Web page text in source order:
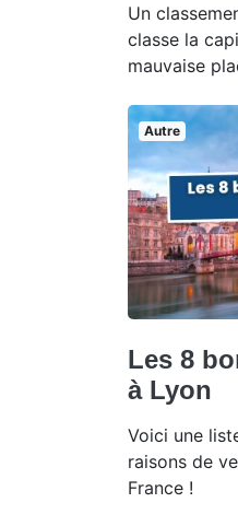
Un
classe la
mauvaise
Autre
Les 8
à Lyon
Voici une
raisons de
France !